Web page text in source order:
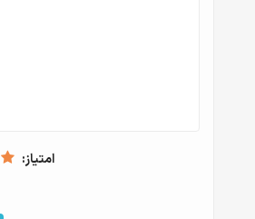
امتیاز: